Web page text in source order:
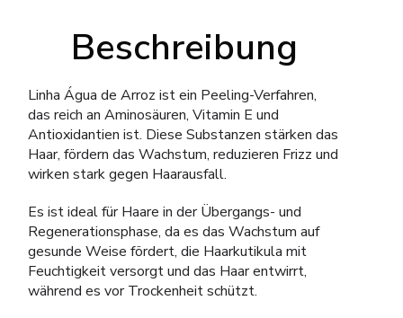
Beschreibung
Linha Água de Arroz ist ein Peeling-Verfahren,
das reich an Aminosäuren, Vitamin E und
Antioxidantien ist. Diese Substanzen stärken das
Haar, fördern das Wachstum, reduzieren Frizz und
wirken stark gegen Haarausfall.
Es ist ideal für Haare in der Übergangs- und
Regenerationsphase, da es das Wachstum auf
gesunde Weise fördert, die Haarkutikula mit
Feuchtigkeit versorgt und das Haar entwirrt,
während es vor Trockenheit schützt.